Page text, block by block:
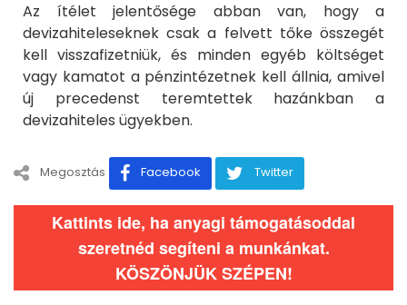
Az ítélet jelentősége abban van, hogy a
devizahiteleseknek csak a felvett tőke összegét
kell visszafizetniük, és minden egyéb költséget
vagy kamatot a pénzintézetnek kell állnia, amivel
új precedenst teremtettek hazánkban a
devizahiteles ügyekben.
Megosztás Facebook Twitter
Kattints ide, ha anyagi támogatásoddal
szeretnéd segíteni a munkánkat.
KÖSZÖNJÜK SZÉPEN!